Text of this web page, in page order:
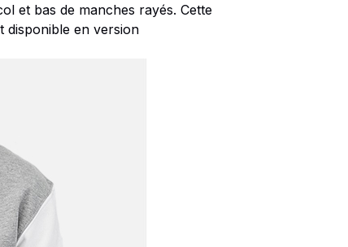
et bas de manches rayés. Cette
disponible en version